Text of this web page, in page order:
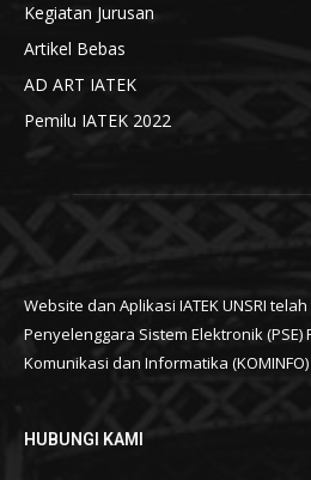
Kegiatan Jurusan
Artikel Bebas
AD ART IATEK
Pemilu IATEK 2022
Website dan Aplikasi IATEK UNSRI
Penyelenggara Sistem Elektronik (PSE)
Komunikasi dan Informatika (KOMINFO)
HUBUNGI KAMI